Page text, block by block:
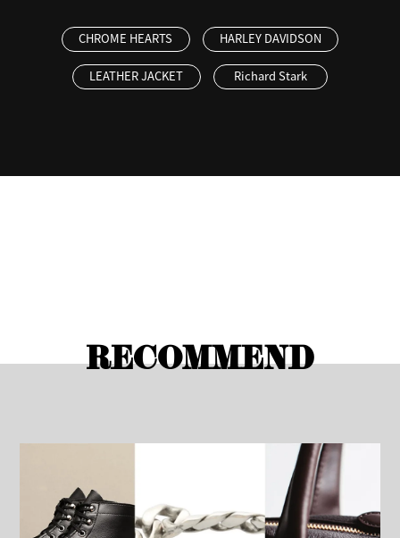
CHROME HEARTS HARLEY DAVIDSON
LEATHER JACKET Richard Stark
RECOMMEND